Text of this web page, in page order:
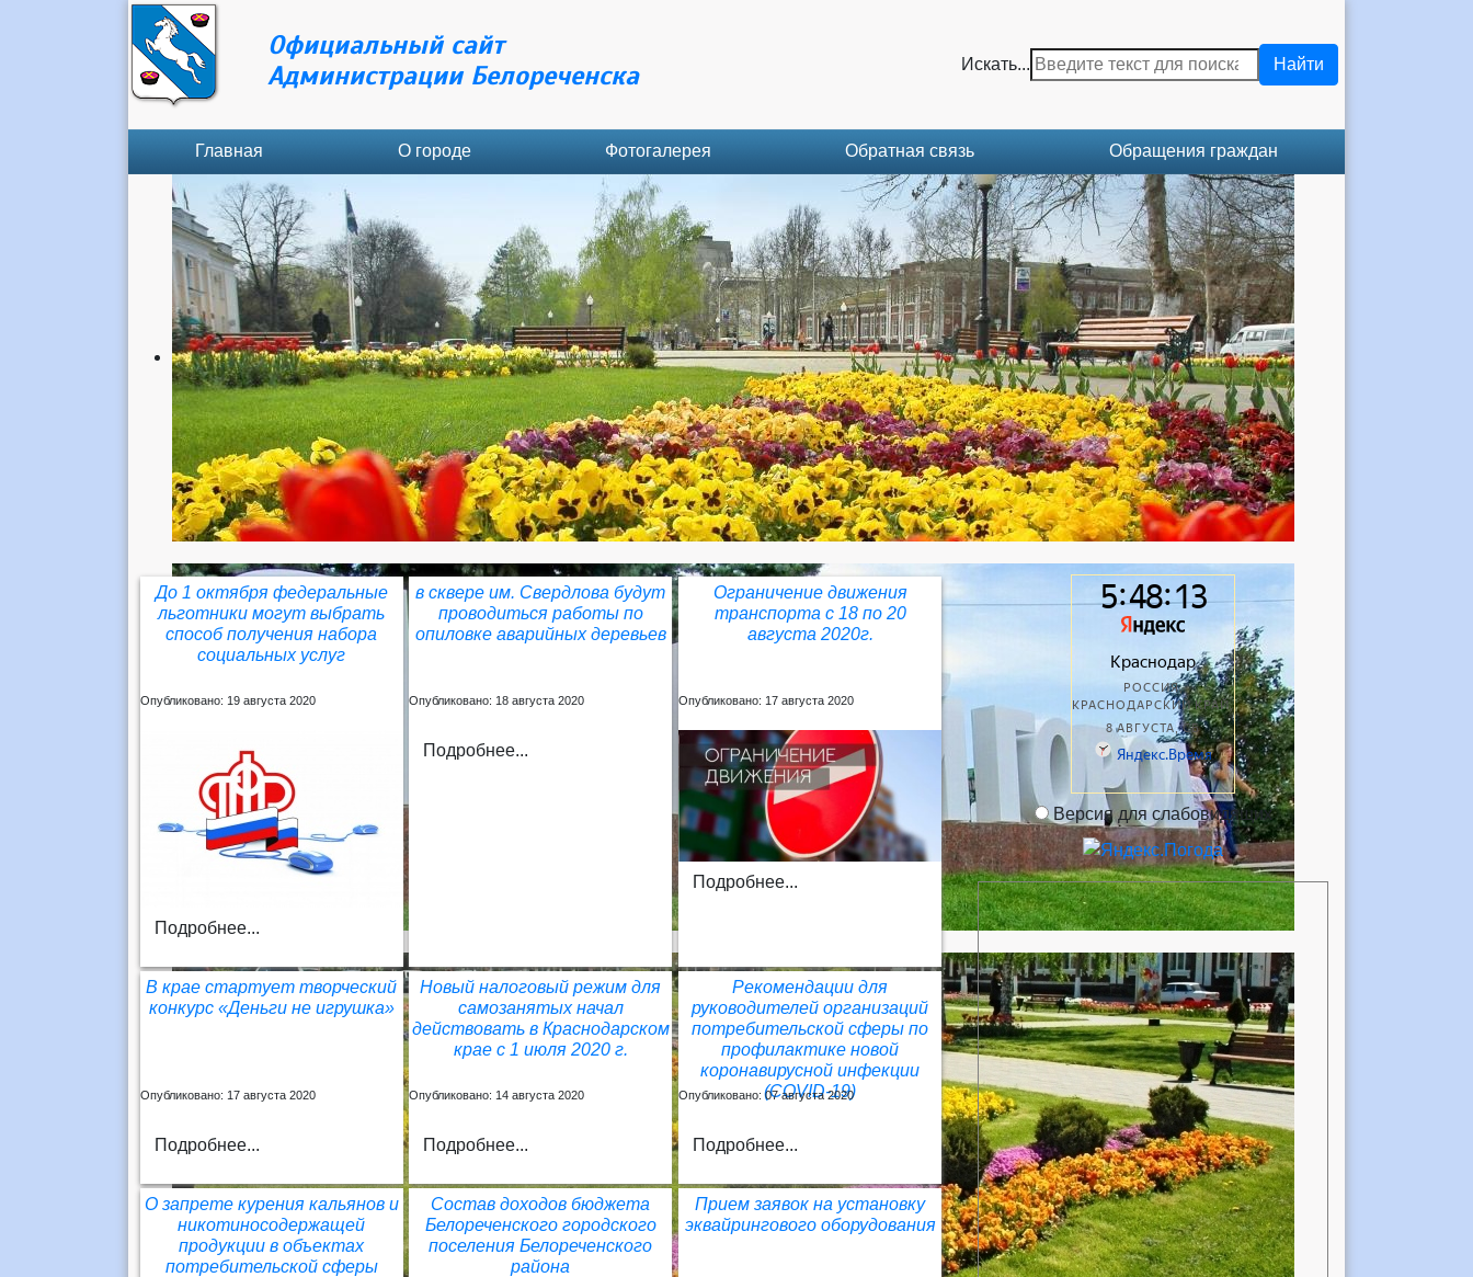
Официальный сайт
Администрации Белореченска
Искать... Найти
Главная О городе Фотогалерея Обратная связь Обращения граждан
До 1 октября федеральные
льготники могут выбрать
способ получения набора
социальных услуг
Опубликовано: 19 августа 2020
Подробнее...
в сквере им. Свердлова будут
проводиться работы по
опиловке аварийных деревьев
Опубликовано: 18 августа 2020
Подробнее...
Ограничение движения
транспорта с 18 по 20
августа 2020г.
Опубликовано: 17 августа 2020
Подробнее...
В крае стартует творческий
конкурс «Деньги не игрушка»
Опубликовано: 17 августа 2020
Подробнее...
Новый налоговый режим для
самозанятых начал
действовать в Краснодарском
крае с 1 июля 2020 г.
Опубликовано: 14 августа 2020
Подробнее...
Рекомендации для
руководителей организаций
потребительской сферы по
профилактике новой
коронавирусной инфекции
(COVID-19)
Опубликовано: 07 августа 2020
Подробнее...
О запрете курения кальянов и
никотиносодержащей
продукции в объектах
потребительской сферы
Состав доходов бюджета
Белореченского городского
поселения Белореченского
района
Прием заявок на установку
эквайрингового оборудования
Версия для слабовидящих